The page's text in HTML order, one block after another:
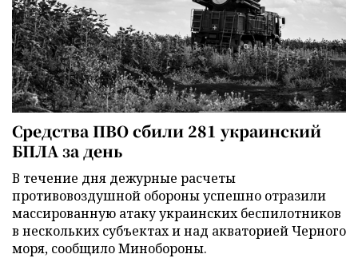
Средства ПВО сбили 281 украинский
БПЛА за день
В течение дня дежурные расчеты
противовоздушной обороны успешно отразили
массированную атаку украинских беспилотников
в нескольких субъектах и над акваторией Черного
моря, сообщило Минобороны.